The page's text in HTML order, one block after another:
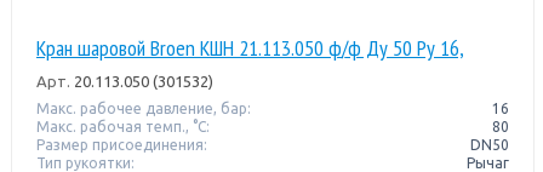
Кран шаровой Broen КШН 21.113.050 ф/ф Ду 50 Ру 16,
Арт. 20.113.050 (301532)
Макс. рабочее давление, бар:
16
Макс. рабочая темп., °С:
80
Размер присоединения:
DN50
Тип рукоятки:
Рычаг